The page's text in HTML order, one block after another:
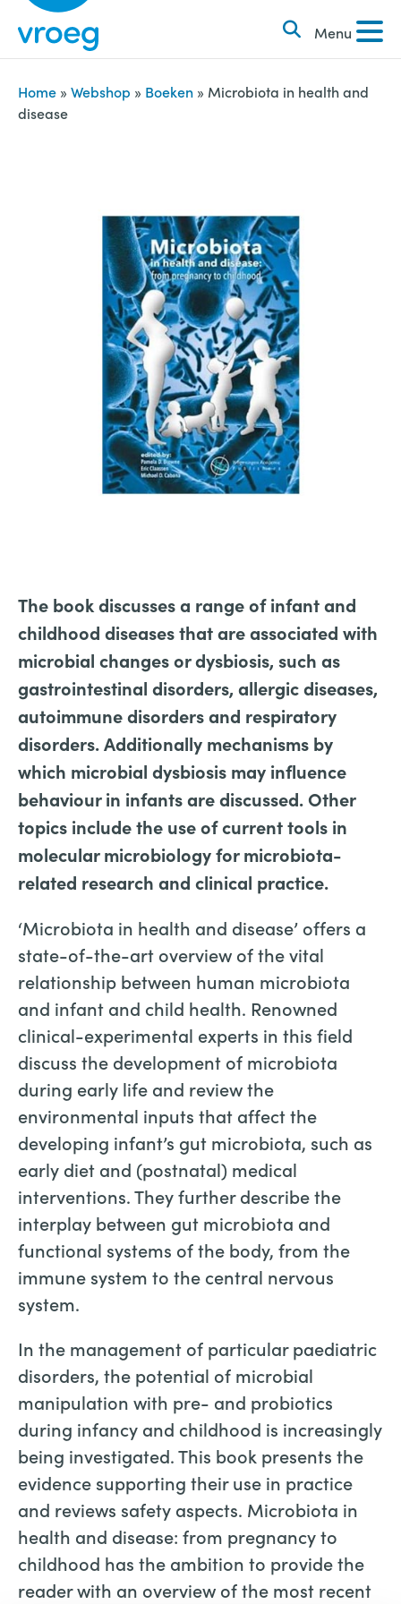
i
Menu
k
e
n
n
a
Home » Webshop » Boeken » Microbiota in health and
disease
The book discusses a range of infant and
childhood diseases that are associated with
microbial changes or dysbiosis, such as
gastrointestinal disorders, allergic diseases,
autoimmune disorders and respiratory
disorders. Additionally mechanisms by
which microbial dysbiosis may influence
behaviour in infants are discussed. Other
topics include the use of current tools in
molecular microbiology for microbiota-
related research and clinical practice.
‘Microbiota in health and disease’ offers a
state-of-the-art overview of the vital
relationship between human microbiota
and infant and child health. Renowned
clinical-experimental experts in this field
discuss the development of microbiota
during early life and review the
environmental inputs that affect the
developing infant’s gut microbiota, such as
early diet and (postnatal) medical
interventions. They further describe the
interplay between gut microbiota and
functional systems of the body, from the
immune system to the central nervous
system.
In the management of particular paediatric
disorders, the potential of microbial
manipulation with pre- and probiotics
during infancy and childhood is increasingly
being investigated. This book presents the
evidence supporting their use in practice
and reviews safety aspects. Microbiota in
health and disease: from pregnancy to
childhood has the ambition to provide the
reader with an overview of the most recent